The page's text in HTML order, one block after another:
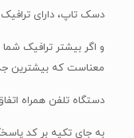
دسک تاپ، دارای ترافیک
و اگر بیشتر ترافیک
معناست که بیشترین
دستگاه تلفن همراه